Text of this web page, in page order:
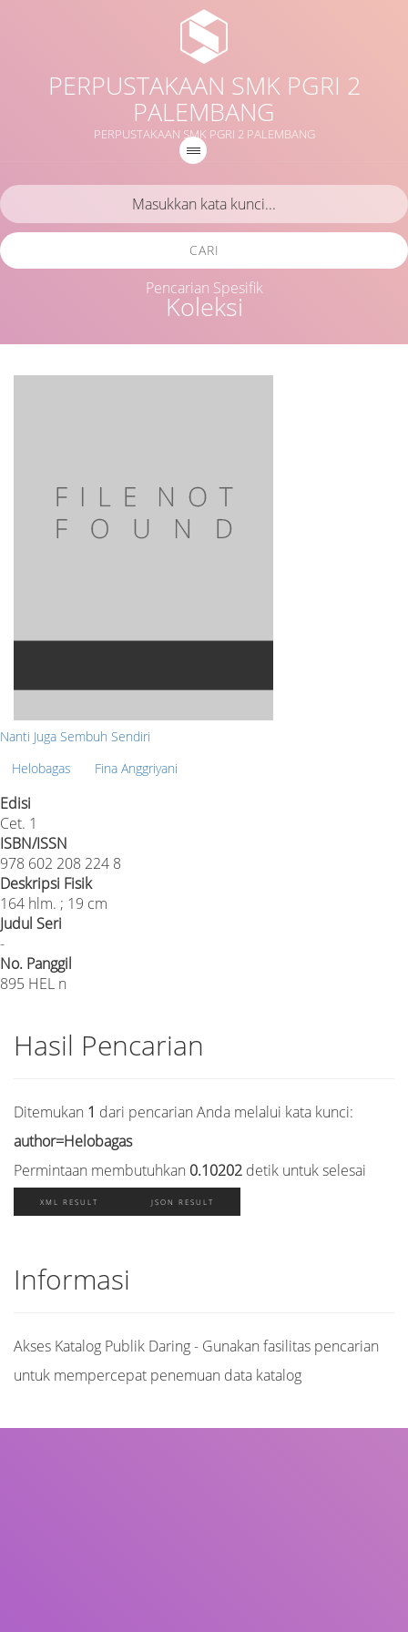
PERPUSTAKAAN SMK PGRI 2
PALEMBANG
PERPUSTAKAAN SMK PGRI 2 PALEMBANG
Koleksi
CARI
Pencarian Spesifik
Nanti Juga Sembuh Sendiri
Helobagas
Fina Anggriyani
Edisi
Cet. 1
ISBN/ISSN
978 602 208 224 8
Deskripsi Fisik
164 hlm. ; 19 cm
Judul Seri
-
No. Panggil
895 HEL n
Hasil Pencarian
Ditemukan 1 dari pencarian Anda melalui kata kunci:
author=Helobagas
Permintaan membutuhkan 0.10202 detik untuk selesai
XML RESULT JSON RESULT
Informasi
Akses Katalog Publik Daring - Gunakan fasilitas pencarian
untuk mempercepat penemuan data katalog